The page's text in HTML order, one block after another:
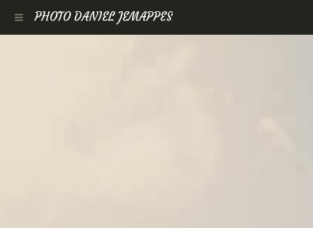
PHOTO DANIEL JEMAPPES